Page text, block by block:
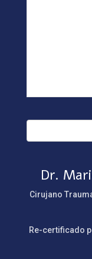
Dr.
Cirujano
Re-certificado